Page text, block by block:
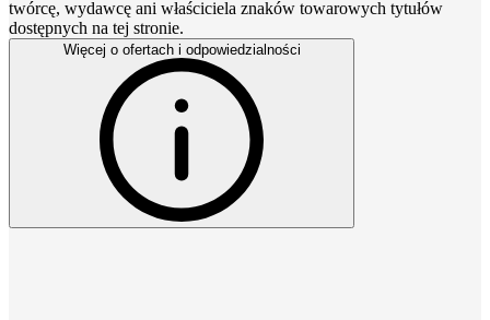
twórcę, wydawcę ani właściciela znaków towarowych tytułów
dostępnych na tej stronie.
Więcej o ofertach i odpowiedzialności